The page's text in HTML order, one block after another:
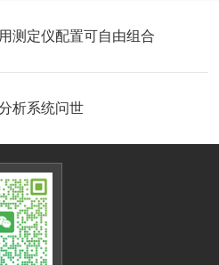
测定仪配置可自由组合
析系统问世